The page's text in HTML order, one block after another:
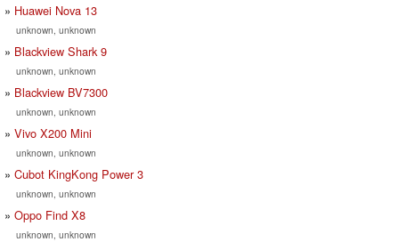
Huawei Nova 13
unknown, unknown
Blackview Shark 9
unknown, unknown
Blackview BV7300
unknown, unknown
Vivo X200 Mini
unknown, unknown
Cubot KingKong Power 3
unknown, unknown
Oppo Find X8
unknown, unknown